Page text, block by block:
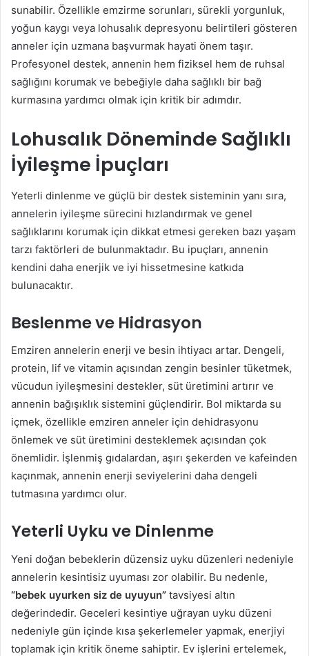
sunabilir. Özellikle emzirme sorunları, sürekli yorgunluk,
yoğun kaygı veya lohusalık depresyonu belirtileri gösteren
anneler için uzmana başvurmak hayati önem taşır.
Profesyonel destek, annenin hem fiziksel hem de ruhsal
sağlığını korumak ve bebeğiyle daha sağlıklı bir bağ
kurmasına yardımcı olmak için kritik bir adımdır.
Lohusalık Döneminde Sağlıklı
İyileşme İpuçları
Yeterli dinlenme ve güçlü bir destek sisteminin yanı sıra,
annelerin iyileşme sürecini hızlandırmak ve genel
sağlıklarını korumak için dikkat etmesi gereken bazı yaşam
tarzı faktörleri de bulunmaktadır. Bu ipuçları, annenin
kendini daha enerjik ve iyi hissetmesine katkıda
bulunacaktır.
Beslenme ve Hidrasyon
Emziren annelerin enerji ve besin ihtiyacı artar. Dengeli,
protein, lif ve vitamin açısından zengin besinler tüketmek,
vücudun iyileşmesini destekler, süt üretimini artırır ve
annenin bağışıklık sistemini güçlendirir. Bol miktarda su
içmek, özellikle emziren anneler için dehidrasyonu
önlemek ve süt üretimini desteklemek açısından çok
önemlidir. İşlenmiş gıdalardan, aşırı şekerden ve kafeinden
kaçınmak, annenin enerji seviyelerini daha dengeli
tutmasına yardımcı olur.
Yeterli Uyku ve Dinlenme
Yeni doğan bebeklerin düzensiz uyku düzenleri nedeniyle
annelerin kesintisiz uyuması zor olabilir. Bu nedenle,
“bebek uyurken siz de uyuyun” tavsiyesi altın
değerindedir. Geceleri kesintiye uğrayan uyku düzeni
nedeniyle gün içinde kısa şekerlemeler yapmak, enerjiyi
toplamak için kritik öneme sahiptir. Ev işlerini ertelemek,